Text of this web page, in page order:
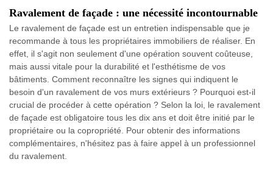
Ravalement de façade : une nécessité incontournable
Le ravalement de façade est un entretien indispensable que je
recommande à tous les propriétaires immobiliers de réaliser. En
effet, il s'agit non seulement d'une opération souvent coûteuse,
mais aussi vitale pour la durabilité et l'esthétisme de vos
bâtiments. Comment reconnaître les signes qui indiquent le
besoin d'un ravalement de vos murs extérieurs ? Pourquoi est-il
crucial de procéder à cette opération ? Selon la loi, le ravalement
de façade est obligatoire tous les dix ans et doit être initié par le
propriétaire ou la copropriété. Pour obtenir des informations
complémentaires, n'hésitez pas à faire appel à un professionnel
du ravalement.